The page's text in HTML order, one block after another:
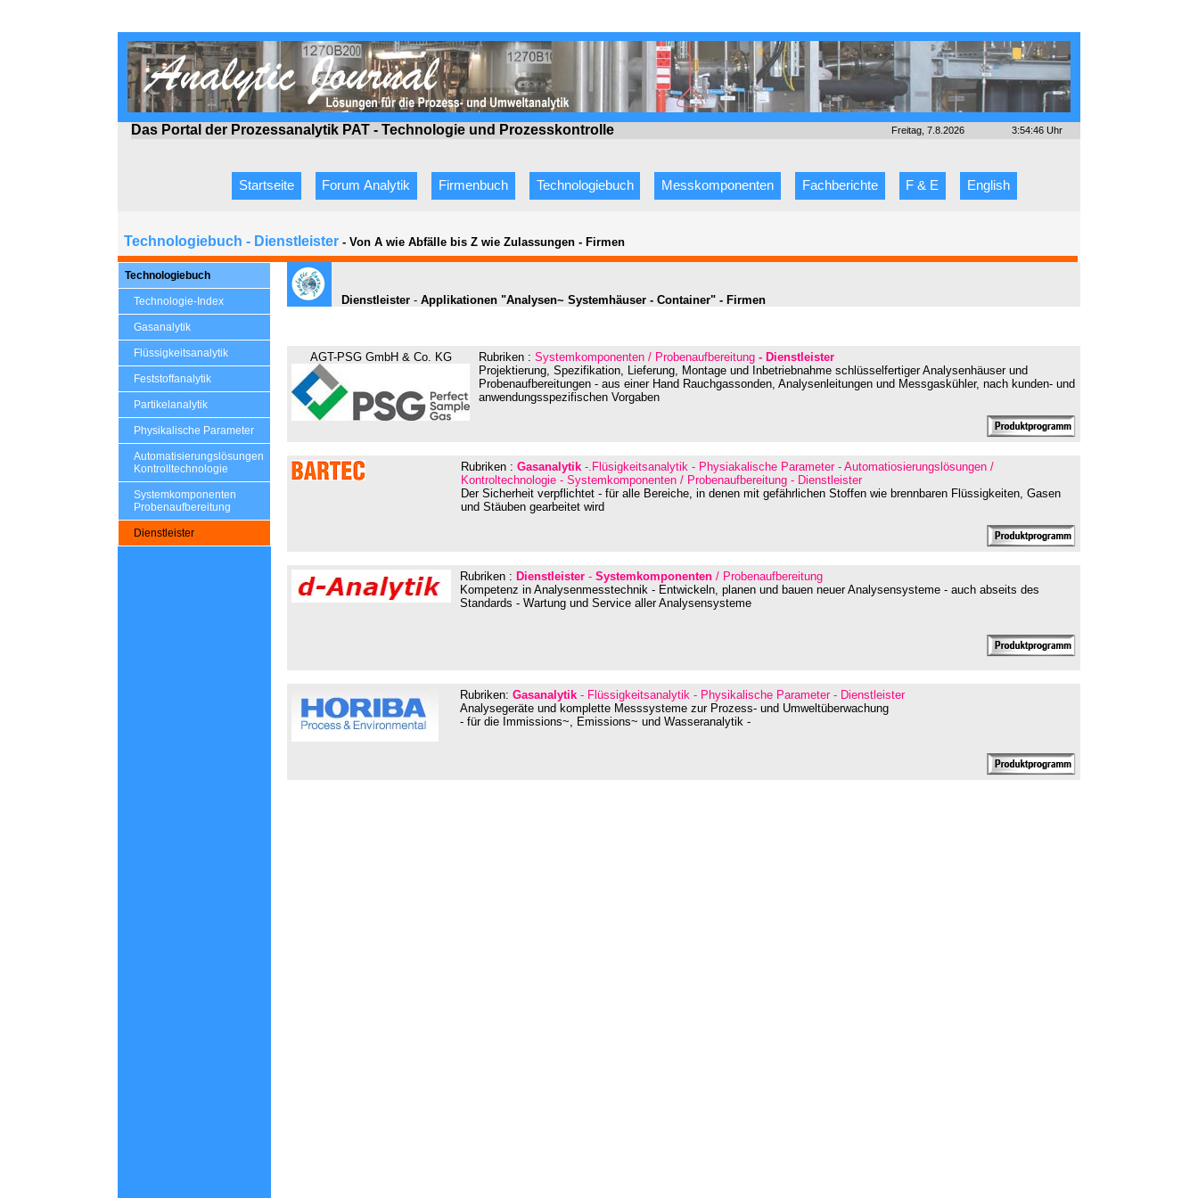
Das Portal der Prozessanalytik PAT - Technologie und Prozesskontrolle Freitag, 7.8.2026 3:54:46 Uhr
Startseite Forum Analytik Firmenbuch Technologiebuch Messkomponenten Fachberichte F & E English
Technologiebuch - Dienstleister - Von A wie Abfälle bis Z wie Zulassungen - Firmen
Technologiebuch
Technologie-Index
Gasanalytik
Flüssigkeitsanalytik
Feststoffanalytik
Partikelanalytik
Physikalische Parameter
Automatisierungslösungen
Kontrolltechnologie
Systemkomponenten
Probenaufbereitung
Dienstleister
Dienstleister - Applikationen "Analysen~ Systemhäuser - Container" - Firmen
AGT-PSG GmbH & Co. KG Rubriken : Systemkomponenten / Probenaufbereitung - Dienstleister
Projektierung, Spezifikation, Lieferung, Montage und Inbetriebnahme schlüsselfertiger Analysenhäuser und
Probenaufbereitungen - aus einer Hand Rauchgassonden, Analysenleitungen und Messgaskühler, nach kunden- und
anwendungsspezifischen Vorgaben
Rubriken : Gasanalytik -.Flüsigkeitsanalytik - Physiakalische Parameter - Automatiosierungslösungen /
Kontroltechnologie - Systemkomponenten / Probenaufbereitung - Dienstleister
Der Sicherheit verpflichtet - für alle Bereiche, in denen mit gefährlichen Stoffen wie brennbaren Flüssigkeiten, Gasen
und Stäuben gearbeitet wird
Rubriken : Dienstleister - Systemkomponenten / Probenaufbereitung
Kompetenz in Analysenmesstechnik - Entwickeln, planen und bauen neuer Analysensysteme - auch abseits des
Standards - Wartung und Service aller Analysensysteme
Rubriken: Gasanalytik - Flüssigkeitsanalytik - Physikalische Parameter - Dienstleister
Analysegeräte und komplette Messsysteme zur Prozess- und Umweltüberwachung
- für die Immissions~, Emissions~ und Wasseranalytik -